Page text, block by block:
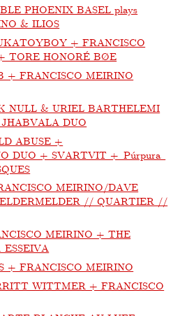
PHOENIX BASEL plays
& ILIOS
+ FRANCISCO
TORE HONORÉ BØE
+ FRANCISCO MEIRINO
NULL & URIEL BARTHELEMI
DUO
ABUSE +
DUO + SVARTVIT + Púrpura
MEIRINO/DAVE
// QUARTIER //
MEIRINO + THE
+ FRANCISCO MEIRINO
WITTMER + FRANCISCO